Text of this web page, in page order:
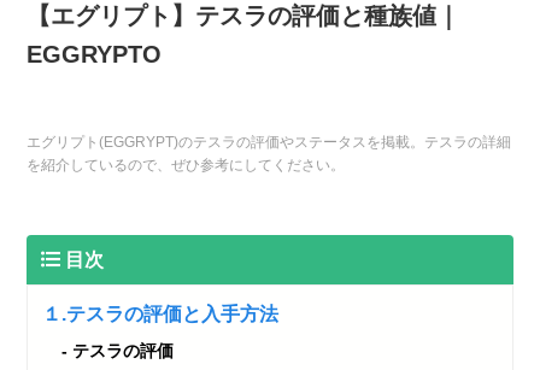
【エグリプト】テスラの評価と種族値｜
EGGRYPTO
エグリプト(EGGRYPT)のテスラの評価やステータスを掲載。テスラの詳細
を紹介しているので、ぜひ参考にしてください。
目次
１.テスラの評価と入手方法
テスラの評価